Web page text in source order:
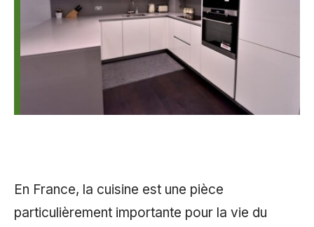
En France, la cuisine est une pièce
particulièrement importante pour la vie du